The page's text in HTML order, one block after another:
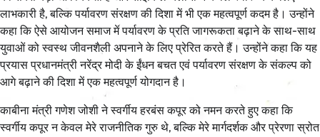
लाभकारी है, बल्कि पर्यावरण संरक्षण की दिशा में भी एक महत्वपूर्ण कदम है। उन्होंने
कहा कि ऐसे आयोजन समाज में पर्यावरण के प्रति जागरूकता बढ़ाने के साथ-साथ
युवाओं को स्वस्थ जीवनशैली अपनाने के लिए प्रेरित करते हैं। उन्होंने कहा कि यह
प्रयास प्रधानमंत्री नरेंद्र मोदी के ईंधन बचत एवं पर्यावरण संरक्षण के संकल्प को
आगे बढ़ाने की दिशा में एक महत्वपूर्ण योगदान है।
काबीना मंत्री गणेश जोशी ने स्वर्गीय हरबंस कपूर को नमन करते हुए कहा कि
स्वर्गीय कपूर न केवल मेरे राजनीतिक गुरु थे, बल्कि मेरे मार्गदर्शक और प्रेरणा स्रोत